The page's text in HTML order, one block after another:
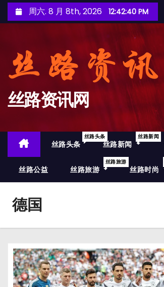
至
周六. 8 月 8th, 2026 12:42:40 PM
丝路资讯网
丝路头条
丝路头条
丝路新闻
丝路新闻
丝路公益 丝路旅游
丝路旅游
丝路时尚
德国